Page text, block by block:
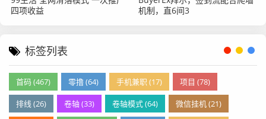
四项收益
机制，直6间3
标签列表
首码 (467) 零撸 (64) 手机兼职 (17) 项目 (78)
排线 (26) 卷轴 (33) 卷轴模式 (64) 微信挂机 (21)